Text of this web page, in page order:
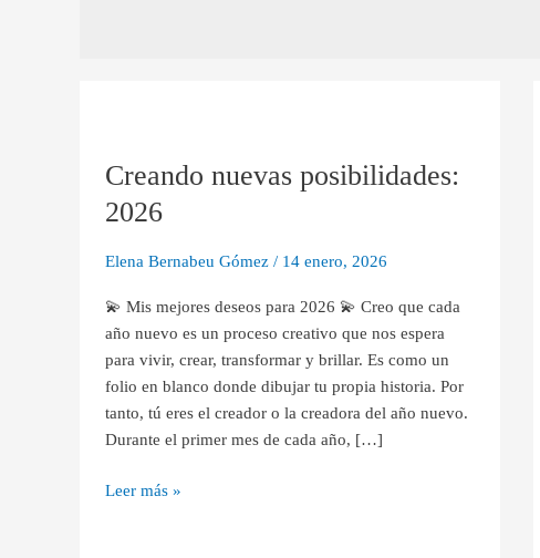
Creando nuevas posibilidades:
2026
Elena Bernabeu Gómez / 14 enero, 2026
💫 Mis mejores deseos para 2026 💫 Creo que cada
año nuevo es un proceso creativo que nos espera
para vivir, crear, transformar y brillar. Es como un
folio en blanco donde dibujar tu propia historia. Por
tanto, tú eres el creador o la creadora del año nuevo.
Durante el primer mes de cada año, […]
posibilidades:
Leer más »